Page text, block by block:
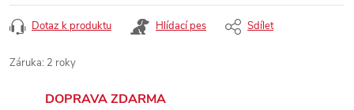
Dotaz k produktu Hlídací pes Sdílet
Záruka: 2 roky
DOPRAVA ZDARMA